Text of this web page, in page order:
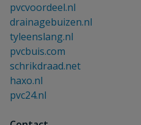
pvcvoordeel.nl
drainagebuizen.nl
tyleenslang.nl
pvcbuis.com
schrikdraad.net
haxo.nl
pvc24.nl